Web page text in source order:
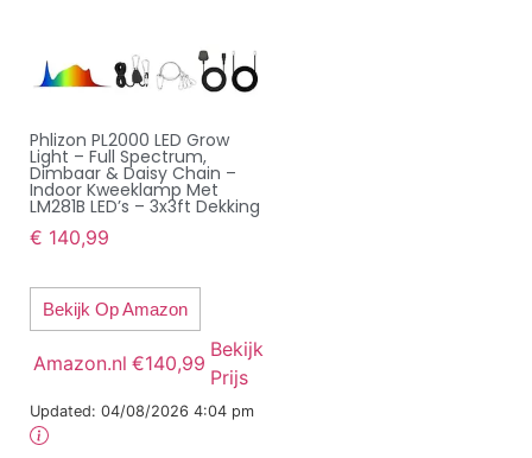
Phlizon PL2000 LED Grow
Light – Full Spectrum,
Dimbaar & Daisy Chain –
Indoor Kweeklamp Met
LM281B LED’s – 3x3ft Dekking
€ 140,99
Bekijk Op Amazon
Amazon.nl €140,99
Bekijk
Prijs
Updated: 04/08/2026 4:04 pm